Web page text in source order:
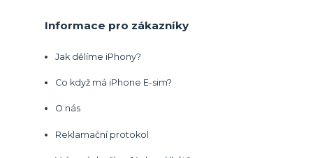
Informace pro zákazníky
Jak dělíme iPhony?
Co když má iPhone E-sim?
O nás
Reklamační protokol